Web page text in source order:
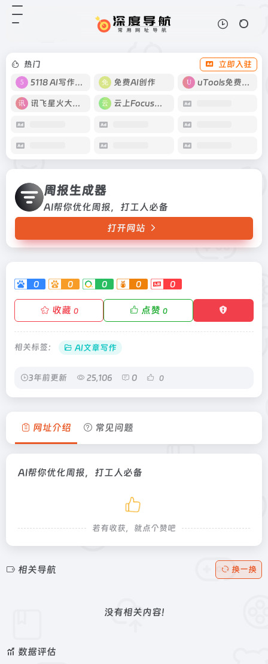
热门
立即入驻
5118 AI写作工具
免费AI创作 uTools免费工具箱
讯飞星火大模型 云上Focus接码
周报生成器
AI帮你优化周报，打工人必备
打开网站
0 0 0 0 0
收藏 0 点赞 0
相关标签： AI文章写作
3年前更新 25,106 0 0
网址介绍 常见问题
AI帮你优化周报，打工人必备
若有收获，就点个赞吧
相关导航 换一换
没有相关内容!
数据评估